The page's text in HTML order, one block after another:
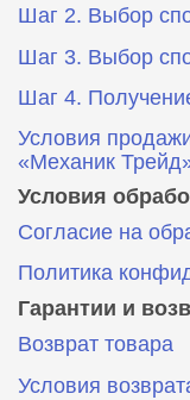
Шаг 2. Выбор
Шаг 3. Выбор
Шаг 4.
Условия
«Механик
Условия
Согласие на
Политика
Гарантии и
Возврат товара
Условия